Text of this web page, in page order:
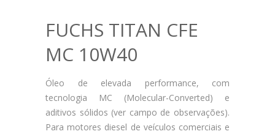
FUCHS TITAN CFE
MC 10W40
Óleo de elevada performance, com
tecnologia MC (Molecular-Converted) e
aditivos sólidos (ver campo de observações).
Para motores diesel de veículos comerciais e